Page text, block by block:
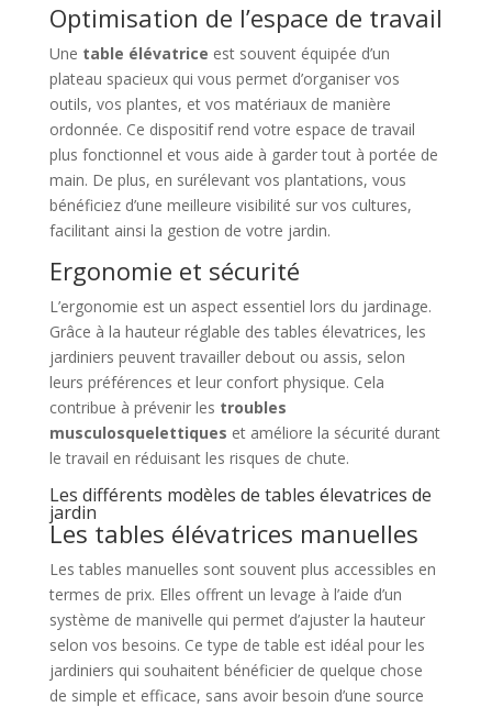
Optimisation de l’espace de travail
Une table élévatrice est souvent équipée d’un
plateau spacieux qui vous permet d’organiser vos
outils, vos plantes, et vos matériaux de manière
ordonnée. Ce dispositif rend votre espace de travail
plus fonctionnel et vous aide à garder tout à portée de
main. De plus, en surélevant vos plantations, vous
bénéficiez d’une meilleure visibilité sur vos cultures,
facilitant ainsi la gestion de votre jardin.
Ergonomie et sécurité
L’ergonomie est un aspect essentiel lors du jardinage.
Grâce à la hauteur réglable des tables élevatrices, les
jardiniers peuvent travailler debout ou assis, selon
leurs préférences et leur confort physique. Cela
contribue à prévenir les troubles
musculosquelettiques et améliore la sécurité durant
le travail en réduisant les risques de chute.
Les différents modèles de tables élevatrices de
jardin
Les tables élévatrices manuelles
Les tables manuelles sont souvent plus accessibles en
termes de prix. Elles offrent un levage à l’aide d’un
système de manivelle qui permet d’ajuster la hauteur
selon vos besoins. Ce type de table est idéal pour les
jardiniers qui souhaitent bénéficier de quelque chose
de simple et efficace, sans avoir besoin d’une source